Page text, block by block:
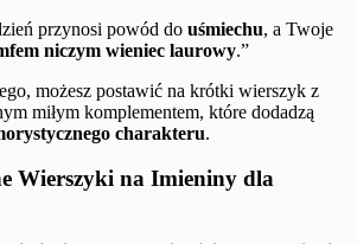
przynosi powód do uśmiechu, a Twoje
niczym wieniec laurowy.”
możesz postawić na krótki wierszyk z
miłym komplementem, które dodadzą
charakteru.
Wierszyki na Imieniny dla